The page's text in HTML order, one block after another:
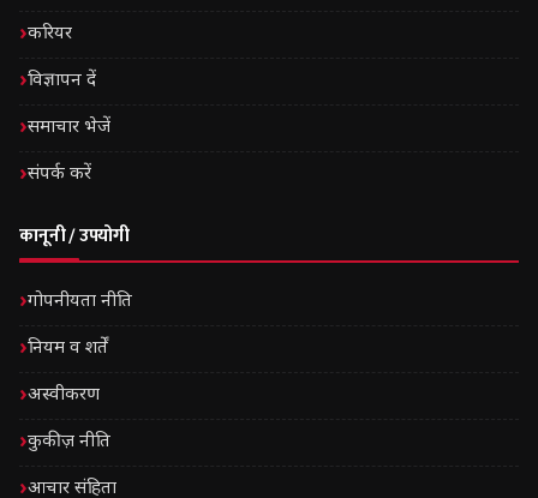
करियर
विज्ञापन दें
समाचार भेजें
संपर्क करें
कानूनी / उपयोगी
गोपनीयता नीति
नियम व शर्तें
अस्वीकरण
कुकीज़ नीति
आचार संहिता